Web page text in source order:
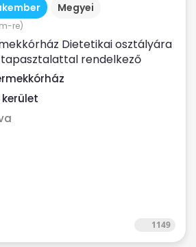
Megyei
re)
Dietetikai osztályára
rendelkező
kerület
1149